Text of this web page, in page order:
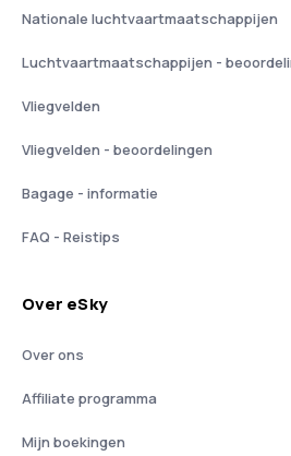
Nationale luchtvaartmaatschappijen
Luchtvaartmaatschappijen -
Vliegvelden
Vliegvelden - beoordelingen
Bagage - informatie
FAQ - Reistips
Over eSky
Over ons
Affiliate programma
Mijn boekingen